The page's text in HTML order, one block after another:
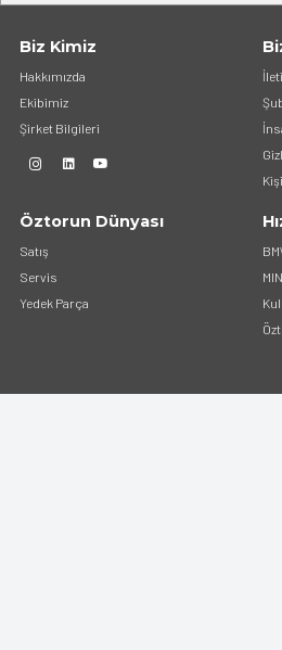
Biz Kimiz
Hakkımızda
Ekibimiz
Şirket Bilgileri
Öztorun Dünyası
Satış
Servis
Yedek Parça